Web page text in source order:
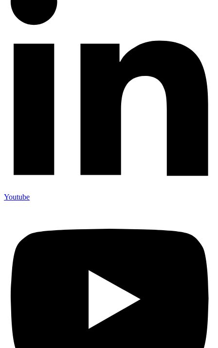
Youtube